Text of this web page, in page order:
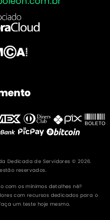
Dedicada de Servidores © 2026.
reservados.
com os mínimos detalhes né?
com recursos dedicados para o
um teste hoje mesmo.